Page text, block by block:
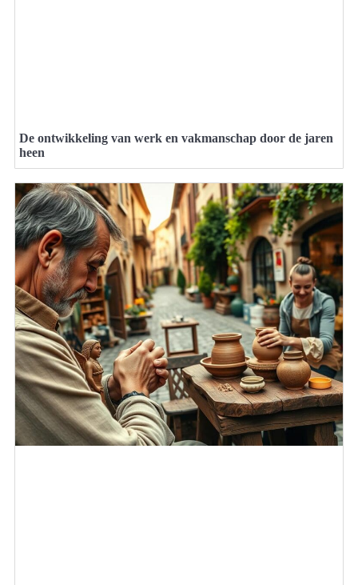
De ontwikkeling van werk en vakmanschap door de jaren
heen